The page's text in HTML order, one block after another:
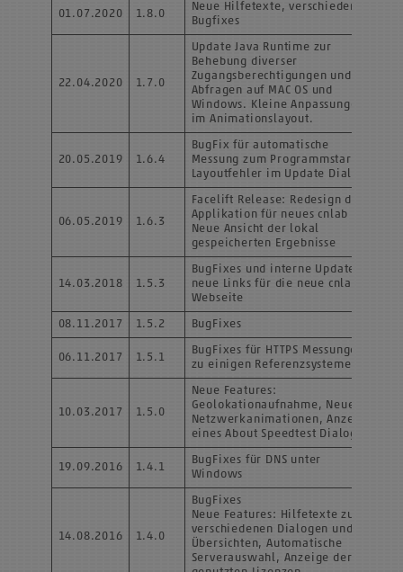
01.07.2020 1.8.0
Neue Hilfetexte, verschiedene
Bugfixes
22.04.2020 1.7.0
Update Java Runtime zur
Behebung diverser
Zugangsberechtigungen und
Abfragen auf MAC OS und
Windows. Kleine Anpassungen
im Animationslayout.
20.05.2019 1.6.4
BugFix für automatische
Messung zum Programmstart,
Layoutfehler im Update Dialog
06.05.2019 1.6.3
Facelift Release: Redesign der
Applikation für neues cnlab CD,
Neue Ansicht der lokal
gespeicherten Ergebnisse
14.03.2018 1.5.3
BugFixes und interne Updates,
neue Links für die neue cnlab
Webseite
08.11.2017 1.5.2 BugFixes
06.11.2017 1.5.1
BugFixes für HTTPS Messungen
zu einigen Referenzsysteme
10.03.2017 1.5.0
Neue Features:
Geolokationaufnahme, Neue
Netzwerkanimationen, Anzeige
eines About Speedtest Dialogs
19.09.2016 1.4.1
BugFixes für DNS unter
Windows
14.08.2016 1.4.0
BugFixes
Neue Features: Hilfetexte zu
verschiedenen Dialogen und
Übersichten, Automatische
Serverauswahl, Anzeige der